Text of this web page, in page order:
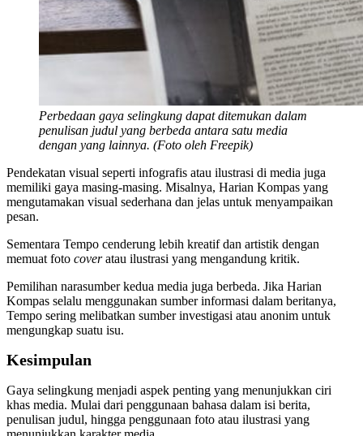
Perbedaan gaya selingkung dapat ditemukan dalam
penulisan judul yang berbeda antara satu media
dengan yang lainnya. (Foto oleh Freepik)
Pendekatan visual seperti infografis atau ilustrasi di media juga
memiliki gaya masing-masing. Misalnya, Harian Kompas yang
mengutamakan visual sederhana dan jelas untuk menyampaikan
pesan.
Sementara Tempo cenderung lebih kreatif dan artistik dengan
memuat foto coveratau ilustrasi yang mengandung kritik.
Pemilihan narasumber kedua media juga berbeda. Jika Harian
Kompas selalu menggunakan sumber informasi dalam beritanya,
Tempo sering melibatkan sumber investigasi atau anonim untuk
mengungkap suatu isu.
Kesimpulan
Gaya selingkung menjadi aspek penting yang menunjukkan ciri
khas media. Mulai dari penggunaan bahasa dalam isi berita,
penulisan judul, hingga penggunaan foto atau ilustrasi yang